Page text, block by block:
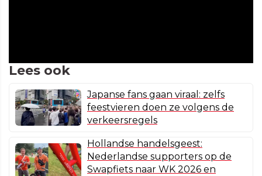
Lees ook
Japanse fans gaan viraal: zelfs
feestvieren doen ze volgens de
verkeersregels
Hollandse handelsgeest:
Nederlandse supporters op de
Swapfiets naar WK 2026 en